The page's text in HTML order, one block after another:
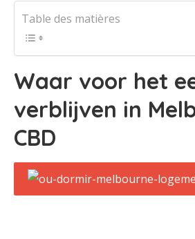
Table des matières
Waar voor het
verblijven in
CBD